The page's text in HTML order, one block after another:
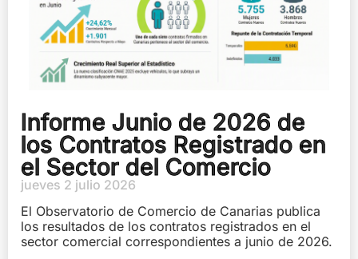
Informe Junio de 2026 de
los Contratos Registrado en
el Sector del Comercio
jueves 2 julio 2026
El Observatorio de Comercio de Canarias publica
los resultados de los contratos registrados en el
sector comercial correspondientes a junio de 2026.